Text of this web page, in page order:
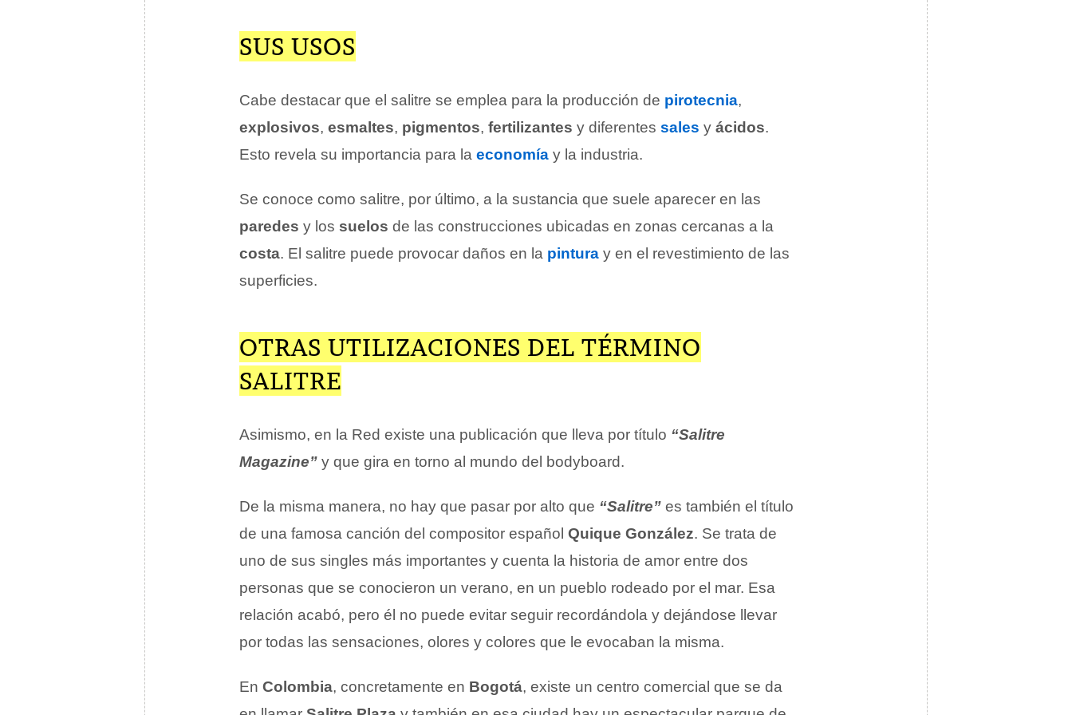
SUS USOS
Cabe destacar que el salitre se emplea para la producción de pirotecnia,
explosivos, esmaltes, pigmentos, fertilizantes y diferentes sales y ácidos.
Esto revela su importancia para la economía y la industria.
Se conoce como salitre, por último, a la sustancia que suele aparecer en las
paredes y los suelos de las construcciones ubicadas en zonas cercanas a la
costa. El salitre puede provocar daños en la pintura y en el revestimiento de las
superficies.
OTRAS UTILIZACIONES DEL TÉRMINO
SALITRE
Asimismo, en la Red existe una publicación que lleva por título “Salitre
Magazine” y que gira en torno al mundo del bodyboard.
De la misma manera, no hay que pasar por alto que “Salitre” es también el título
de una famosa canción del compositor español Quique González. Se trata de
uno de sus singles más importantes y cuenta la historia de amor entre dos
personas que se conocieron un verano, en un pueblo rodeado por el mar. Esa
relación acabó, pero él no puede evitar seguir recordándola y dejándose llevar
por todas las sensaciones, olores y colores que le evocaban la misma.
En Colombia, concretamente en Bogotá, existe un centro comercial que se da